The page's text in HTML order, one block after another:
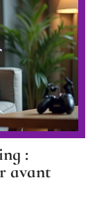
:
avant